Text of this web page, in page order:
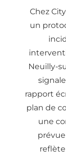
Chez
un
Neuilly-
rapport
plan de
une